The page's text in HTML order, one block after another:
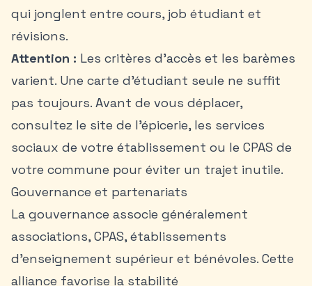
qui jonglent entre cours, job étudiant et
révisions.
Attention : Les critères d’accès et les barèmes
varient. Une carte d’étudiant seule ne suffit
pas toujours. Avant de vous déplacer,
consultez le site de l’épicerie, les services
sociaux de votre établissement ou le CPAS de
votre commune pour éviter un trajet inutile.
Gouvernance et partenariats
La gouvernance associe généralement
associations, CPAS, établissements
d’enseignement supérieur et bénévoles. Cette
alliance favorise la stabilité